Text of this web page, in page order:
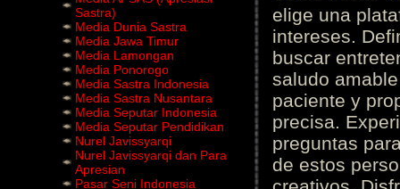
Sastra)
Media Dunia Sastra
Media Jawa Timur
Media Lamongan
Media Ponorogo
Media Sastra Indonesia
Media Sastra Nusantara
Media Seputar Indonesia
Media Seputar Pendidikan
Nurel Javissyarqi
Nurel Javissyarqi dan Para
Apresian
Pasar Seni Indonesia
elige una
intereses.
buscar
saludo
paciente y
precisa.
preguntas
de estos